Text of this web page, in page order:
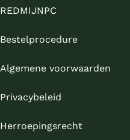
REDMIJNPC
Bestelprocedure
Algemene voorwaarden
Privacybeleid
Herroepingsrecht